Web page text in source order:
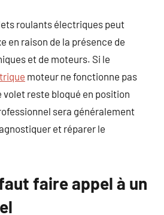
roulants électriques peut
en raison de la présence de
et de moteurs. Si le
moteur ne fonctionne pas
reste bloqué en position
sera généralement
et réparer le
faire appel à un